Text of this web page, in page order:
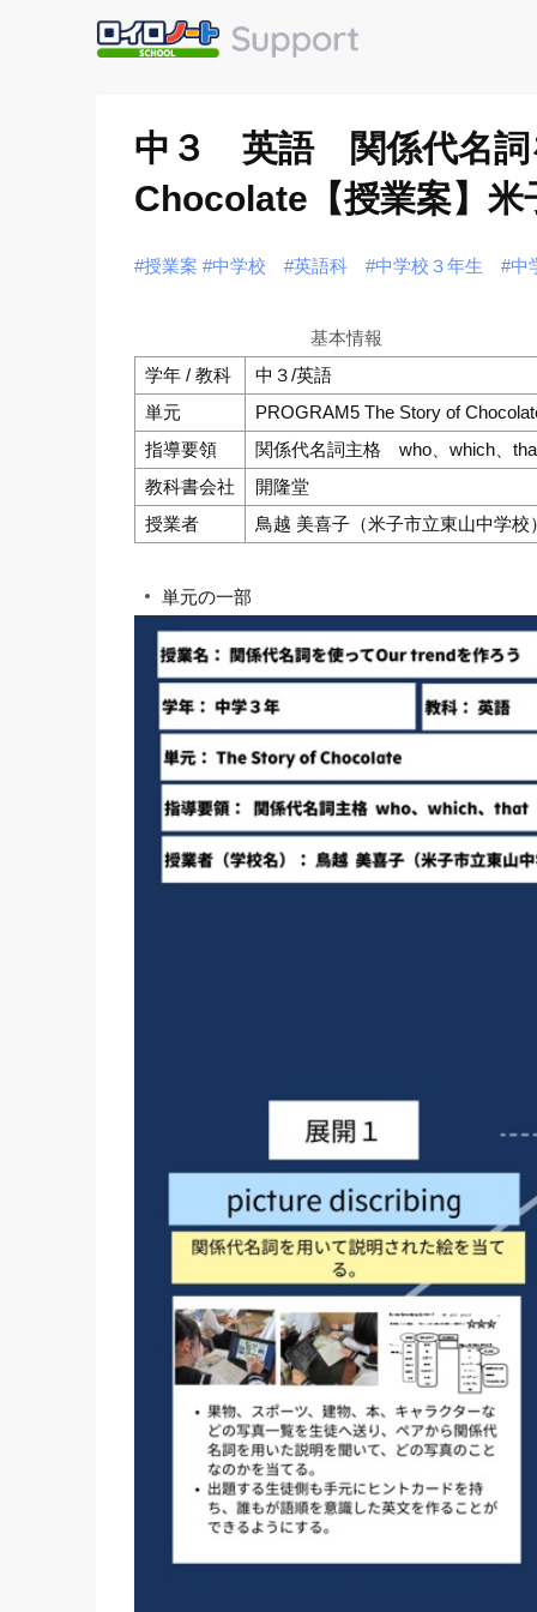
中３ 英語 関係代名詞
Chocolate【授業案】
#授業案 #中学校 #英語科 #中学校３年生 #中
基本情報
学年 / 教科
中３/英語
単元
PROGRAM5 The Story of
指導要領
関係代名詞主格 who、which、
教科書会社
開隆堂
授業者
鳥越 美喜子（米子市立東山中学校
単元の一部